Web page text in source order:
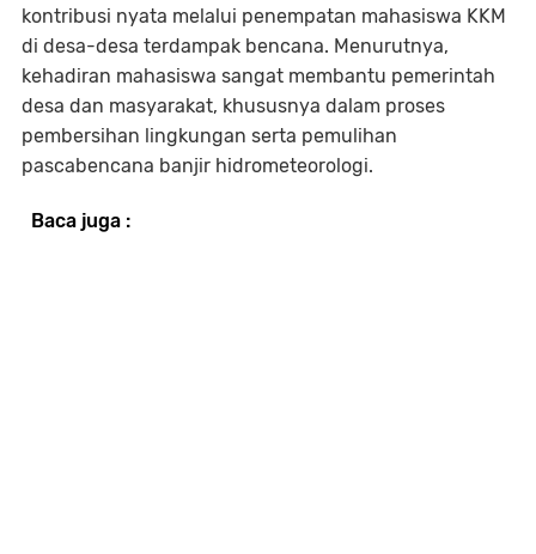
kontribusi nyata melalui penempatan mahasiswa KKM
di desa-desa terdampak bencana. Menurutnya,
kehadiran mahasiswa sangat membantu pemerintah
desa dan masyarakat, khususnya dalam proses
pembersihan lingkungan serta pemulihan
pascabencana banjir hidrometeorologi.
Baca juga :